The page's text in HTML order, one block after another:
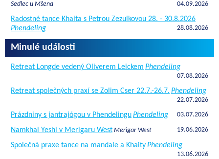
Sedlec u Mšena
04.09.2026
Radostné tance Khaita s Petrou Zezulkovou 28. - 30.8.2026
Phendeling
28.08.2026
Minulé události
Retreat Longde vedený Oliverem Leickem Phendeling
07.08.2026
Retreat společných praxí se Zolim Cser 22.7.-26.7. Phendeling
22.07.2026
Prázdniny s jantrajógou v PhendelinguPhendeling 03.07.2026
Namkhai Yeshi v Merigaru West Merigar West 19.06.2026
Společná praxe tance na mandale a KhaityPhendeling
13.06.2026